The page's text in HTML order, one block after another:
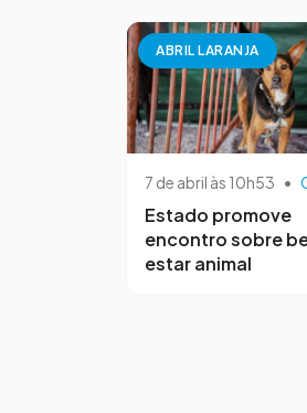
ABRIL LARANJA
7 de abril às 10h53 •
Estado promove
encontro sobre
estar animal